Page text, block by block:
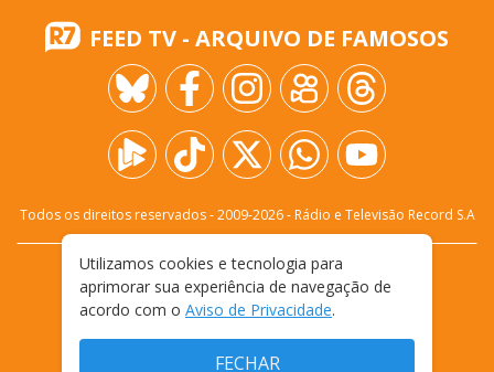
FEED TV - ARQUIVO DE FAMOSOS
Todos os direitos reservados - 2009-2026- Rádio e Televisão Record S.A
FALE CONOSCO
PRIVACIDADE
TERMOS E CONDIÇÕES DE USO
Utilizamos cookies e tecnologia para
aprimorar sua experiência de navegação de
acordo com o Aviso de Privacidade.
FECHAR